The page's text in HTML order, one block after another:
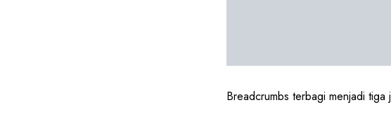
Breadcrumbs terbagi menjadi tiga